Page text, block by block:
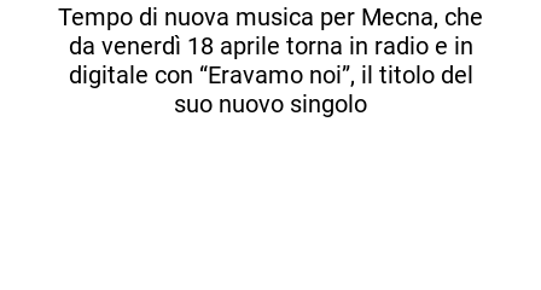
Tempo di nuova musica per Mecna, che
da venerdì 18 aprile torna in radio e in
digitale con “Eravamo noi”, il titolo del
suo nuovo singolo